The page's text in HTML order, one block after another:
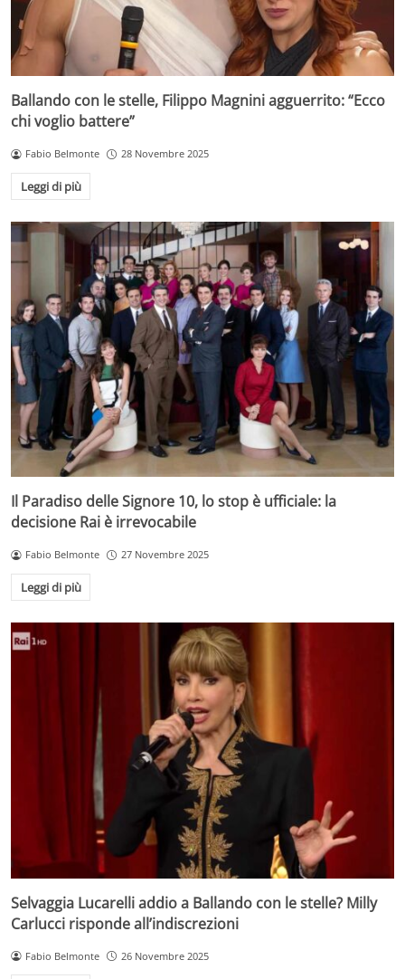
Ballando con le stelle, Filippo Magnini agguerrito: “Ecco
chi voglio battere”
Fabio Belmonte 28 Novembre 2025
Leggi di più
Il Paradiso delle Signore 10, lo stop è ufficiale: la
decisione Rai è irrevocabile
Fabio Belmonte 27 Novembre 2025
Leggi di più
Selvaggia Lucarelli addio a Ballando con le stelle? Milly
Carlucci risponde all’indiscrezioni
Fabio Belmonte 26 Novembre 2025